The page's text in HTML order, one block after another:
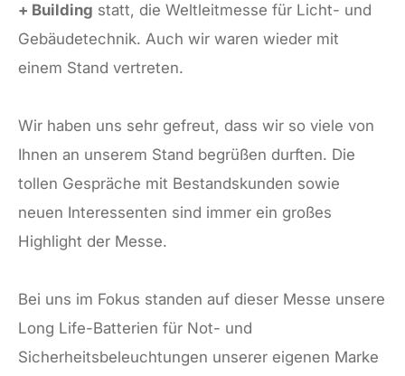
+ Building statt, die Weltleitmesse für Licht- und
Gebäudetechnik. Auch wir waren wieder mit
einem Stand vertreten.
Wir haben uns sehr gefreut, dass wir so viele von
Ihnen an unserem Stand begrüßen durften. Die
tollen Gespräche mit Bestandskunden sowie
neuen Interessenten sind immer ein großes
Highlight der Messe.
Bei uns im Fokus standen auf dieser Messe unsere
Long Life-Batterien für Not- und
Sicherheitsbeleuchtungen unserer eigenen Marke